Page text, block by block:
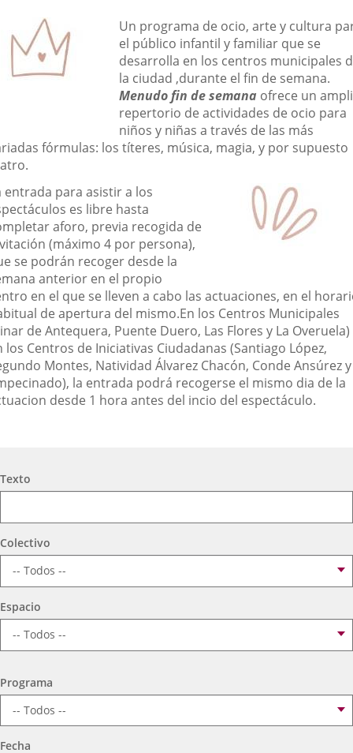
una
aplicación
externa.
una
aplicación
externa.
una
Un programa de ocio, arte y cultura
el público infantil y familiar que se
desarrolla en los centros municipales
la ciudad ,durante el fin de semana.
Menudo fin de semana ofrece un
repertorio de actividades de ocio para
niños y niñas a través de las más
fórmulas: los títeres, música, magia, y por supuesto
entrada para asistir a los
es libre hasta
aforo, previa recogida de
(máximo 4 por persona),
se podrán recoger desde la
anterior en el propio
en el que se lleven a cabo las actuaciones, en el
de apertura del mismo.En los Centros Municipales
de Antequera, Puente Duero, Las Flores y La Overuela)
los Centros de Iniciativas Ciudadanas (Santiago López,
Montes, Natividad Álvarez Chacón, Conde Ansúrez y
la entrada podrá recogerse el mismo dia de la
desde 1 hora antes del incio del espectáculo.
Búsqueda
Texto
Colectivo
Espacio
Programa
Fecha